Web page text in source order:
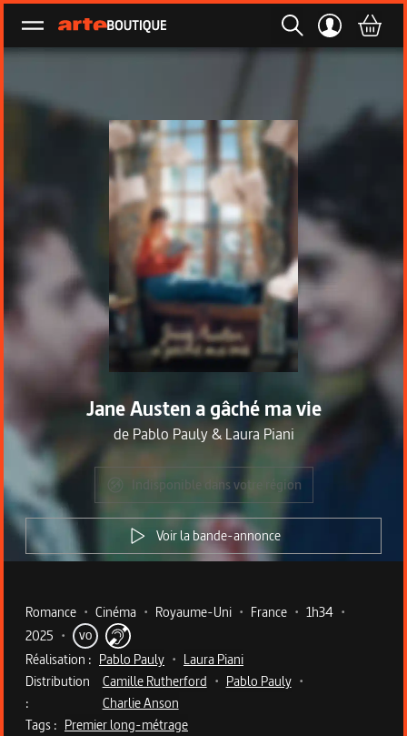
Ouvrir le menu
Jane Austen a gâché ma vie
de Pablo Pauly&Laura Piani
Indisponible dans votre région
Voir la bande-annonce
Metadata du programme
Romance • Cinéma • Royaume-Uni • France • 1h34 •
2025 • VO
Réalisation : Pablo Pauly • Laura Piani
Distribution
:
Camille Rutherford • Pablo Pauly •
Charlie Anson
Tags : Premier long-métrage